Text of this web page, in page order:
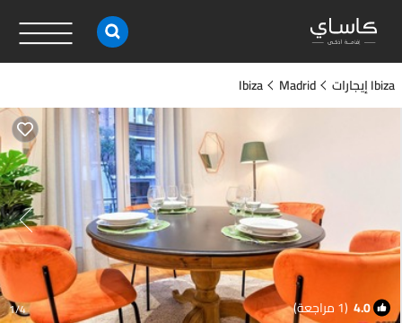
Ibiza إيجارات Madrid
Ibiza
4.0 (1 مراجعة) 1/4